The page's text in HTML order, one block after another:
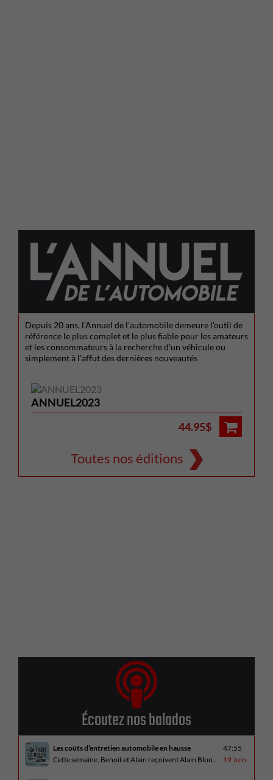
Depuis 20 ans, l'Annuel de l'automobile demeure l'outil de
référence le plus complet et le plus fiable pour les amateurs
et les consommateurs à la recherche d'un véhicule ou
simplement à l'affut des dernières nouveautés
ANNUEL2023
44.95$
Toutes nos éditions
Écoutez nos balados
Les coûts d’entretien automobile en hausse
Cette semaine, Benoit et Alain reçoivent Alain Blondeau, propriétaire d’un atelier mécanique qui parle de la nouvelle réalité des coûts d’entretien en automobile. En essai routier, Alain a cinq propositions estivales et Benoit a pris la route avec une BMW i4 M60 pour ce dernier épisode de la saison. Bon été à tous!
47:55
19 Juin.